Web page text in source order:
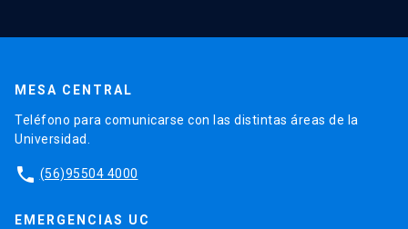
MESA CENTRAL
Teléfono para comunicarse con las distintas áreas de la
Universidad.
phone (56)95504 4000
EMERGENCIAS UC